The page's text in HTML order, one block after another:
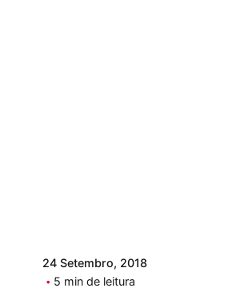
24 Setembro, 2018
5 min de leitura